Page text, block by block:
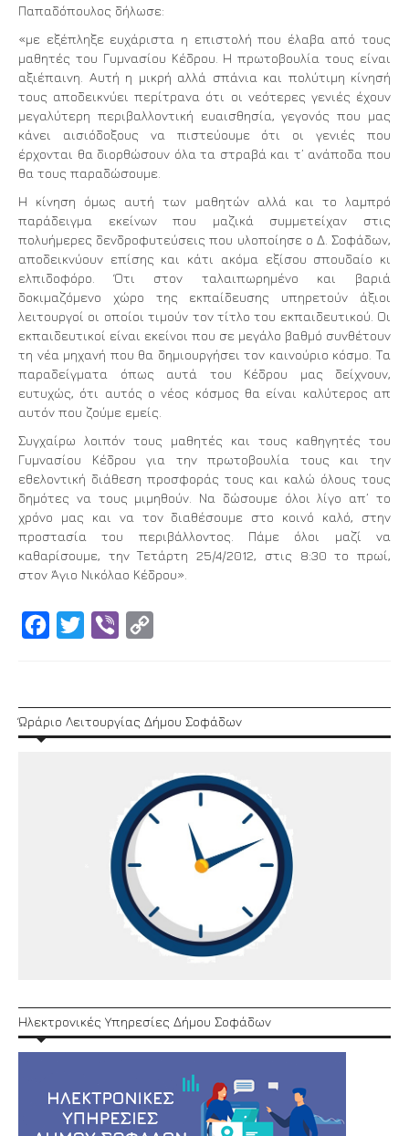
Παπαδόπουλος δήλωσε:
«με εξέπληξε ευχάριστα η επιστολή που έλαβα από τους
μαθητές του Γυμνασίου Κέδρου. Η πρωτοβουλία τους είναι
αξιέπαινη. Αυτή η μικρή αλλά σπάνια και πολύτιμη κίνησή
τους αποδεικνύει περίτρανα ότι οι νεότερες γενιές έχουν
μεγαλύτερη περιβαλλοντική ευαισθησία, γεγονός που μας
κάνει αισιόδοξους να πιστεύουμε ότι οι γενιές που
έρχονται θα διορθώσουν όλα τα στραβά και τ’ ανάποδα που
θα τους παραδώσουμε.
Η κίνηση όμως αυτή των μαθητών αλλά και το λαμπρό
παράδειγμα εκείνων που μαζικά συμμετείχαν στις
πολυήμερες δενδροφυτεύσεις που υλοποίησε ο Δ. Σοφάδων,
αποδεικνύουν επίσης και κάτι ακόμα εξίσου σπουδαίο κι
ελπιδοφόρο. Ότι στον ταλαιπωρημένο και βαριά
δοκιμαζόμενο χώρο της εκπαίδευσης υπηρετούν άξιοι
λειτουργοί οι οποίοι τιμούν τον τίτλο του εκπαιδευτικού. Οι
εκπαιδευτικοί είναι εκείνοι που σε μεγάλο βαθμό συνθέτουν
τη νέα μηχανή που θα δημιουργήσει τον καινούριο κόσμο. Τα
παραδείγματα όπως αυτά του Κέδρου μας δείχνουν,
ευτυχώς, ότι αυτός ο νέος κόσμος θα είναι καλύτερος απ
αυτόν που ζούμε εμείς.
Συγχαίρω λοιπόν τους μαθητές και τους καθηγητές του
Γυμνασίου Κέδρου για την πρωτοβουλία τους και την
εθελοντική διάθεση προσφοράς τους και καλώ όλους τους
δημότες να τους μιμηθούν. Να δώσουμε όλοι λίγο απ’ το
χρόνο μας και να τον διαθέσουμε στο κοινό καλό, στην
προστασία του περιβάλλοντος. Πάμε όλοι μαζί να
καθαρίσουμε, την Τετάρτη 25/4/2012, στις 8:30 το πρωί,
στον Άγιο Νικόλαο Κέδρου».
Facebook
Twitter Viber
Ώράριο Λειτουργίας Δήμου Σοφάδων
Ηλεκτρονικές Υπηρεσίες Δήμου Σοφάδων